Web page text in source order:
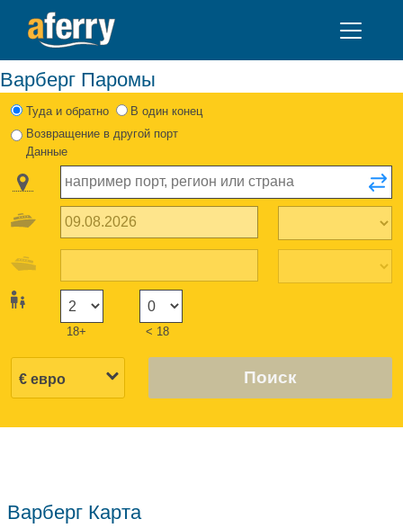
Варберг Паромы
Туда и обратно
В один конец
Возвращение в другой порт
Данные
18+ < 18
Поиск
Варберг Карта